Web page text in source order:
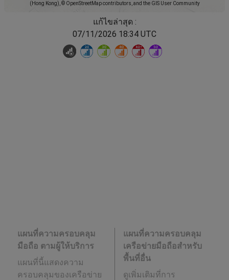
(Hong Kong), © OpenStreetMap contributors, and the GIS User Community
แก้ไขล่าสุด :
07/11/2026 18:34 UTC
แผนที่ความครอบคลุม
มือถือ ตามผู้ให้บริการ
แผนที่นี้แสดงความ
ครอบคลุมของเครือข่าย
แผนที่ความครอบคลุม
เครือข่ายมือถือสำหรับ
พื้นที่อื่น
ดูเพิ่มเติมที่การ